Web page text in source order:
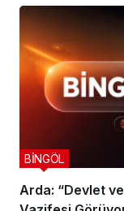
Arda: “Devlet
BİNGÖL